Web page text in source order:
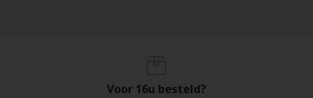
Voor 16u besteld?